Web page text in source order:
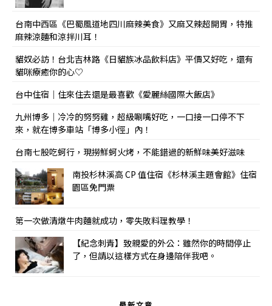
台南中西區《巴蜀風道地四川麻辣美食》又麻又辣超開胃，特推
麻辣涼麵和涼拌川耳！
貓奴必訪！台北吉林路《日貓族冰品飲料店》平價又好吃，還有
貓咪療癒你的心♡
台中住宿｜住來住去還是最喜歡《愛麗絲國際大飯店》
九州博多｜冷冷的努努雞，超級唰嘴好吃，一口接一口停不下
來，就在博多車站「博多小徑」內！
台南七股吃蚵行，現撈鮮蚵火烤，不能錯過的新鮮味美好滋味
南投杉林溪高 CP 值住宿《杉林溪主題會館》住宿
園區免門票
第一次做清燉牛肉麵就成功，零失敗料理教學！
【紀念刺青】致親愛的外公：雖然你的時間停止
了，但請以這樣方式在身邊陪伴我吧。